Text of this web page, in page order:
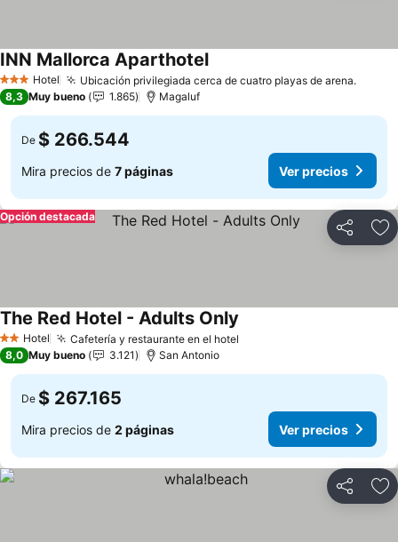
3 Estrellas
Hotel Ubicación privilegiada cerca de cuatro playas de arena.Ver
INN Mallorca AparthotelVer precios
8,3 Muy bueno 1.865 Magaluf
De $ 266.544
Mira precios de 7 páginas Ver precios
Compartir
Opción destacada
2 Estrellas
Hotel Cafetería y restaurante en el hotel
The Red Hotel - Adults Only
8,0 Muy bueno 3.121 San Antonio
De $ 267.165
Mira precios de 2 páginas Ver precios
Compartir